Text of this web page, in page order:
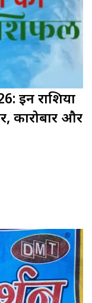
इन राशियों
कारोबार और